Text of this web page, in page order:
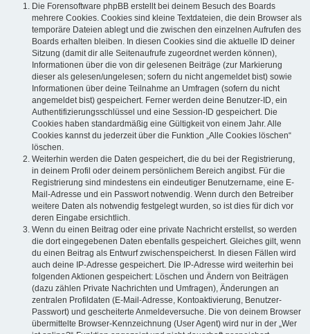
Die Forensoftware phpBB erstellt bei deinem Besuch des Boards
mehrere Cookies. Cookies sind kleine Textdateien, die dein Browser als
temporäre Dateien ablegt und die zwischen den einzelnen Aufrufen des
Boards erhalten bleiben. In diesen Cookies sind die aktuelle ID deiner
Sitzung (damit dir alle Seitenaufrufe zugeordnet werden können),
Informationen über die von dir gelesenen Beiträge (zur Markierung
dieser als gelesen/ungelesen; sofern du nicht angemeldet bist) sowie
Informationen über deine Teilnahme an Umfragen (sofern du nicht
angemeldet bist) gespeichert. Ferner werden deine Benutzer-ID, ein
Authentifizierungsschlüssel und eine Session-ID gespeichert. Die
Cookies haben standardmäßig eine Gültigkeit von einem Jahr. Alle
Cookies kannst du jederzeit über die Funktion „Alle Cookies löschen“
löschen.
Weiterhin werden die Daten gespeichert, die du bei der Registrierung,
in deinem Profil oder deinem persönlichem Bereich angibst. Für die
Registrierung sind mindestens ein eindeutiger Benutzername, eine E-
Mail-Adresse und ein Passwort notwendig. Wenn durch den Betreiber
weitere Daten als notwendig festgelegt wurden, so ist dies für dich vor
deren Eingabe ersichtlich.
Wenn du einen Beitrag oder eine private Nachricht erstellst, so werden
die dort eingegebenen Daten ebenfalls gespeichert. Gleiches gilt, wenn
du einen Beitrag als Entwurf zwischenspeicherst. In diesen Fällen wird
auch deine IP-Adresse gespeichert. Die IP-Adresse wird weiterhin bei
folgenden Aktionen gespeichert: Löschen und Ändern von Beiträgen
(dazu zählen Private Nachrichten und Umfragen), Änderungen an
zentralen Profildaten (E-Mail-Adresse, Kontoaktivierung, Benutzer-
Passwort) und gescheiterte Anmeldeversuche. Die von deinem Browser
übermittelte Browser-Kennzeichnung (User Agent) wird nur in der „Wer